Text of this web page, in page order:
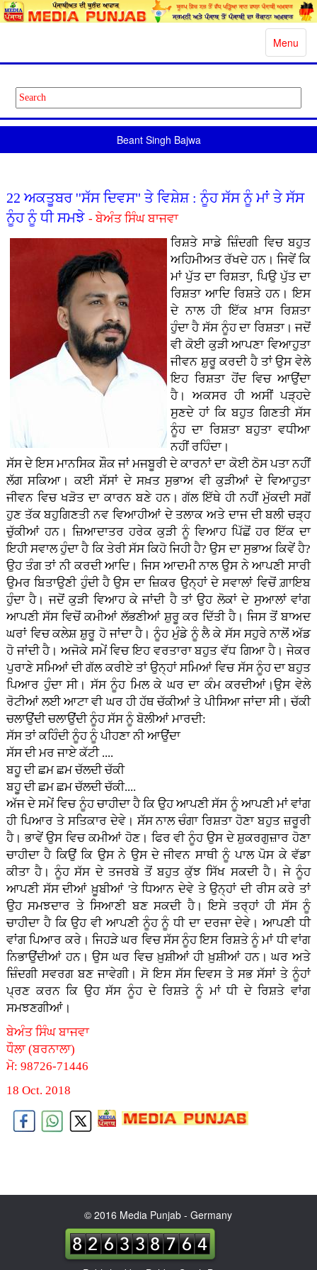
Toggle
Menu
Beant Singh Bajwa
22 ਅਕਤੂਬਰ ''ਸੱਸ ਦਿਵਸ" ਤੇ ਵਿਸ਼ੇਸ਼ : ਨੂੰਹ ਸੱਸ ਨੂੰ ਮਾਂ ਤੇ ਸੱਸ
ਨੂੰਹ ਨੂੰ ਧੀ ਸਮਝੇ - ਬੇਅੰਤ ਸਿੰਘ ਬਾਜਵਾ
ਰਿਸ਼ਤੇ ਸਾਡੇ ਜ਼ਿੰਦਗੀ ਵਿਚ ਬਹੁਤ
ਅਹਿਮੀਅਤ ਰੱਖਦੇ ਹਨ। ਜਿਵੇਂ ਕਿ
ਮਾਂ ਪੁੱਤ ਦਾ ਰਿਸ਼ਤਾ, ਪਿਉ ਪੁੱਤ ਦਾ
ਰਿਸ਼ਤਾ ਆਦਿ ਰਿਸ਼ਤੇ ਹਨ। ਇਸ
ਦੇ ਨਾਲ ਹੀ ਇੱਕ ਖ਼ਾਸ ਰਿਸ਼ਤਾ
ਹੁੰਦਾ ਹੈ ਸੱਸ ਨੂੰਹ ਦਾ ਰਿਸ਼ਤਾ। ਜਦੋਂ
ਵੀ ਕੋਈ ਕੁੜੀ ਆਪਣਾ ਵਿਆਹੁਤਾ
ਜੀਵਨ ਸ਼ੁਰੂ ਕਰਦੀ ਹੈ ਤਾਂ ਉਸ ਵੇਲੇ
ਇਹ ਰਿਸ਼ਤਾ ਹੋਂਦ ਵਿਚ ਆਉਂਦਾ
ਹੈ। ਅਕਸਰ ਹੀ ਅਸੀਂ ਪੜ੍ਹਦੇ
ਸੁਣਦੇ ਹਾਂ ਕਿ ਬਹੁਤ ਗਿਣਤੀ ਸੱਸ
ਨੂੰਹ ਦਾ ਰਿਸ਼ਤਾ ਬਹੁਤਾ ਵਧੀਆ
ਨਹੀਂ ਰਹਿੰਦਾ।
ਸੱਸ ਦੇ ਇਸ ਮਾਨਸਿਕ ਸ਼ੌਕ ਜਾਂ ਮਜਬੂਰੀ ਦੇ ਕਾਰਨਾਂ ਦਾ ਕੋਈ ਠੋਸ ਪਤਾ ਨਹੀਂ
ਲੱਗ ਸਕਿਆ। ਕਈ ਸੱਸਾਂ ਦੇ ਸਖ਼ਤ ਸੁਭਾਅ ਵੀ ਕੁੜੀਆਂ ਦੇ ਵਿਆਹੁਤਾ
ਜੀਵਨ ਵਿਚ ਖੜੋਤ ਦਾ ਕਾਰਨ ਬਣੇ ਹਨ। ਗੱਲ ਇੱਥੇ ਹੀ ਨਹੀਂ ਮੁੱਕਦੀ ਸਗੋਂ
ਹੁਣ ਤੱਕ ਬਹੁਗਿਣਤੀ ਨਵ ਵਿਆਹੀਆਂ ਦੇ ਤਲਾਕ ਅਤੇ ਦਾਜ ਦੀ ਬਲੀ ਚੜ੍ਹ
ਚੁੱਕੀਆਂ ਹਨ। ਜ਼ਿਆਦਾਤਰ ਹਰੇਕ ਕੁੜੀ ਨੂੰ ਵਿਆਹ ਪਿੱਛੋਂ ਹਰ ਇੱਕ ਦਾ
ਇਹੀ ਸਵਾਲ ਹੁੰਦਾ ਹੈ ਕਿ ਤੇਰੀ ਸੱਸ ਕਿਹੋ ਜਿਹੀ ਹੈ? ਉਸ ਦਾ ਸੁਭਾਅ ਕਿਵੇਂ ਹੈ?
ਉਹ ਤੰਗ ਤਾਂ ਨੀ ਕਰਦੀ ਆਦਿ। ਜਿਸ ਆਦਮੀ ਨਾਲ ਉਸ ਨੇ ਆਪਣੀ ਸਾਰੀ
ਉਮਰ ਬਿਤਾਉਣੀ ਹੁੰਦੀ ਹੈ ਉਸ ਦਾ ਜ਼ਿਕਰ ਉਨ੍ਹਾਂ ਦੇ ਸਵਾਲਾਂ ਵਿਚੋਂ ਗ਼ਾਇਬ
ਹੁੰਦਾ ਹੈ। ਜਦੋਂ ਕੁੜੀ ਵਿਆਹ ਕੇ ਜਾਂਦੀ ਹੈ ਤਾਂ ਉਹ ਲੋਕਾਂ ਦੇ ਸੁਆਲਾਂ ਵਾਂਗ
ਆਪਣੀ ਸੱਸ ਵਿਚੋਂ ਕਮੀਆਂ ਲੱਭਣੀਆਂ ਸ਼ੁਰੂ ਕਰ ਦਿੱਤੀ ਹੈ। ਜਿਸ ਤੋਂ ਬਾਅਦ
ਘਰਾਂ ਵਿਚ ਕਲੇਸ਼ ਸ਼ੁਰੂ ਹੋ ਜਾਂਦਾ ਹੈ। ਨੂੰਹ ਮੁੰਡੇ ਨੂੰ ਲੈ ਕੇ ਸੱਸ ਸਹੁਰੇ ਨਾਲੋਂ ਅੱਡ
ਹੋ ਜਾਂਦੀ ਹੈ। ਅਜੋਕੇ ਸਮੇਂ ਵਿਚ ਇਹ ਵਰਤਾਰਾ ਬਹੁਤ ਵੱਧ ਗਿਆ ਹੈ। ਜੇਕਰ
ਪੁਰਾਣੇ ਸਮਿਆਂ ਦੀ ਗੱਲ ਕਰੀਏ ਤਾਂ ਉਨ੍ਹਾਂ ਸਮਿਆਂ ਵਿਚ ਸੱਸ ਨੂੰਹ ਦਾ ਬਹੁਤ
ਪਿਆਰ ਹੁੰਦਾ ਸੀ। ਸੱਸ ਨੂੰਹ ਮਿਲ ਕੇ ਘਰ ਦਾ ਕੰਮ ਕਰਦੀਆਂ।ਉਸ ਵੇਲੇ
ਰੋਟੀਆਂ ਲਈ ਆਟਾ ਵੀ ਘਰ ਹੀ ਹੱਥ ਚੱਕੀਆਂ ਤੇ ਪੀਸਿਆ ਜਾਂਦਾ ਸੀ। ਚੱਕੀ
ਚਲਾਉਂਦੀ ਚਲਾਉਂਦੀ ਨੂੰਹ ਸੱਸ ਨੂੰ ਬੋਲੀਆਂ ਮਾਰਦੀ:
ਸੱਸ ਤਾਂ ਕਹਿੰਦੀ ਨੂੰਹ ਨੂੰ ਪੀਹਣਾ ਨੀ ਆਉਂਦਾ
ਸੱਸ ਦੀ ਮਰ ਜਾਏ ਕੱਟੀ ....
ਬਹੂ ਦੀ ਛਮ ਛਮ ਚੱਲਦੀ ਚੱਕੀ
ਬਹੂ ਦੀ ਛਮ ਛਮ ਚੱਲਦੀ ਚੱਕੀ....
ਅੱਜ ਦੇ ਸਮੇਂ ਵਿਚ ਨੂੰਹ ਚਾਹੀਦਾ ਹੈ ਕਿ ਉਹ ਆਪਣੀ ਸੱਸ ਨੂੰ ਆਪਣੀ ਮਾਂ ਵਾਂਗ
ਹੀ ਪਿਆਰ ਤੇ ਸਤਿਕਾਰ ਦੇਵੇ। ਸੱਸ ਨਾਲ ਚੰਗਾ ਰਿਸ਼ਤਾ ਹੋਣਾ ਬਹੁਤ ਜ਼ਰੂਰੀ
ਹੈ। ਭਾਵੇਂ ਉਸ ਵਿਚ ਕਮੀਆਂ ਹੋਣ। ਫਿਰ ਵੀ ਨੂੰਹ ਉਸ ਦੇ ਸ਼ੁਕਰਗੁਜ਼ਾਰ ਹੋਣਾ
ਚਾਹੀਦਾ ਹੈ ਕਿਉਂ ਕਿ ਉਸ ਨੇ ਉਸ ਦੇ ਜੀਵਨ ਸਾਥੀ ਨੂੰ ਪਾਲ ਪੋਸ ਕੇ ਵੱਡਾ
ਕੀਤਾ ਹੈ। ਨੂੰਹ ਸੱਸ ਦੇ ਤਜਰਬੇ ਤੋਂ ਬਹੁਤ ਕੁੱਝ ਸਿੱਖ ਸਕਦੀ ਹੈ। ਜੇ ਨੂੰਹ
ਆਪਣੀ ਸੱਸ ਦੀਆਂ ਖ਼ੂਬੀਆਂ 'ਤੇ ਧਿਆਨ ਦੇਵੇ ਤੇ ਉਨ੍ਹਾਂ ਦੀ ਰੀਸ ਕਰੇ ਤਾਂ
ਉਹ ਸਮਝਦਾਰ ਤੇ ਸਿਆਣੀ ਬਣ ਸਕਦੀ ਹੈ। ਇਸੇ ਤਰ੍ਹਾਂ ਹੀ ਸੱਸ ਨੂੰ
ਚਾਹੀਦਾ ਹੈ ਕਿ ਉਹ ਵੀ ਆਪਣੀ ਨੂੰਹ ਨੂੰ ਧੀ ਦਾ ਦਰਜਾ ਦੇਵੇ। ਆਪਣੀ ਧੀ
ਵਾਂਗ ਪਿਆਰ ਕਰੇ। ਜਿਹੜੇ ਘਰ ਵਿਚ ਸੱਸ ਨੂੰਹ ਇਸ ਰਿਸ਼ਤੇ ਨੂੰ ਮਾਂ ਧੀ ਵਾਂਗ
ਨਿਭਾਉਂਦੀਆਂ ਹਨ। ਉਸ ਘਰ ਵਿਚ ਖ਼ੁਸ਼ੀਆਂ ਹੀ ਖ਼ੁਸ਼ੀਆਂ ਹਨ। ਘਰ ਅਤੇ
ਜ਼ਿੰਦਗੀ ਸਵਰਗ ਬਣ ਜਾਵੇਗੀ। ਸੋ ਇਸ ਸੱਸ ਦਿਵਸ ਤੇ ਸਭ ਸੱਸਾਂ ਤੇ ਨੂੰਹਾਂ
ਪ੍ਰਣ ਕਰਨ ਕਿ ਉਹ ਸੱਸ ਨੂੰਹ ਦੇ ਰਿਸ਼ਤੇ ਨੂੰ ਮਾਂ ਧੀ ਦੇ ਰਿਸ਼ਤੇ ਵਾਂਗ
ਸਮਝਣਗੀਆਂ।
ਬੇਅੰਤ ਸਿੰਘ ਬਾਜਵਾ
ਧੌਲਾ (ਬਰਨਾਲਾ)
ਮੋ: 98726-71446
18 Oct. 2018
© 2016 Media Punjab - Germany